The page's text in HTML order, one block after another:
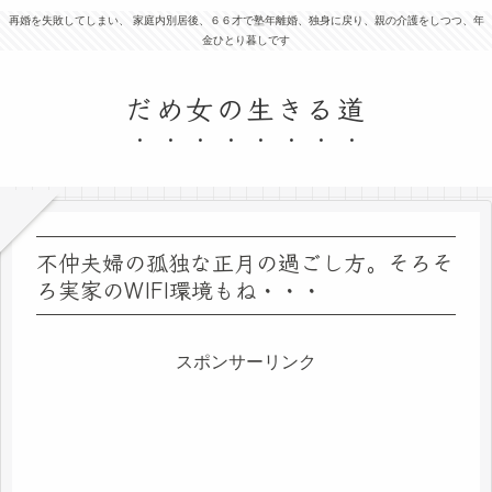
再婚を失敗してしまい、 家庭内別居後、６６才で塾年離婚、独身に戻り、親の介護をしつつ、年
金ひとり暮しです
だめ女の生きる道
不仲夫婦の孤独な正月の過ごし方。そろそ
ろ実家のWIFI環境もね・・・
スポンサーリンク